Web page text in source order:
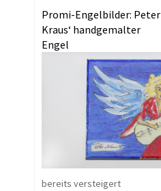
Promi-Engelbilder: Peter
Kraus‘ handgemalter
Engel
bereits versteigert